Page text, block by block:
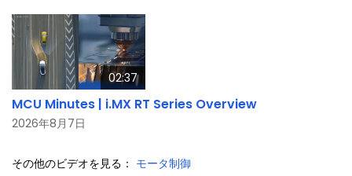
02:37
MCU Minutes | i.MX RT Series Overview
2026年8月7日
その他のビデオを見る： モータ制御